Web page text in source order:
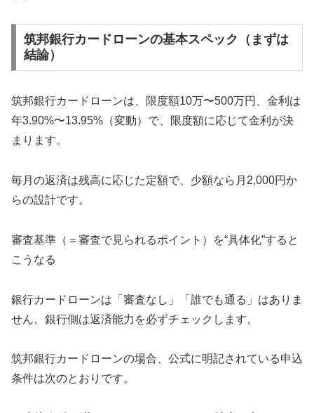
筑邦銀行カードローンの基本スペック（まずは
結論）
筑邦銀行カードローンは、限度額10万〜500万円、金利は
年3.90%〜13.95%（変動）で、限度額に応じて金利が決
まります。
毎月の返済は残高に応じた定額で、少額なら月2,000円か
らの設計です。
審査基準（＝審査で見られるポイント）を“具体化”すると
こうなる
銀行カードローンは「審査なし」「誰でも通る」はありま
せん。銀行側は返済能力を必ずチェックします。
筑邦銀行カードローンの場合、公式に明記されている申込
条件は次のとおりです。